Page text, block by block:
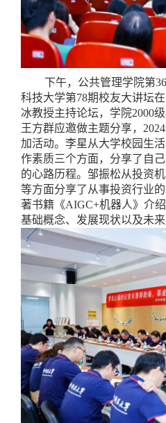
下午，公共管理学院第
科技大学第78期校友大讲坛
冰教授主持论坛，学院2000
王方群应邀做主题分享，
加活动。李星从大学校园生
作素质三个方面，分享了自
的心路历程。邹振松从投资
等方面分享了从事投资行业
著书籍《AIGC+机器人》介
基础概念、发展现状以及未来